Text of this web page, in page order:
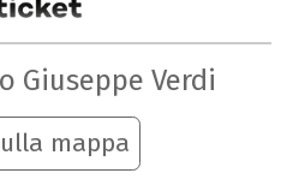
Giuseppe Verdi
mappa